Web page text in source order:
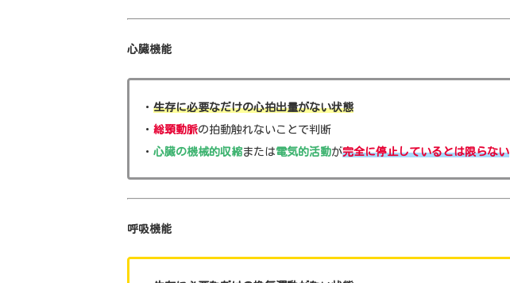
心臓機能
・ 生存に必要なだけの心拍出量がない状態
・ 総頸動脈の拍動触れないことで判断
・ 心臓の機械的収縮または電気的活動が完全に停止しているとは限らない
呼吸機能